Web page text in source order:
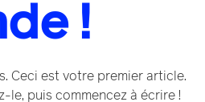
!
Ceci est votre premier article.
le, puis commencez à écrire !